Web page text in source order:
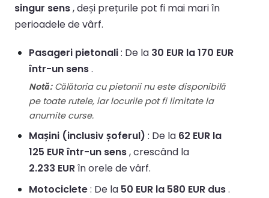
singur sens, deși prețurile pot fi mai mari în
perioadele de vârf.
Pasageri pietonali: De la 30 EUR la 170 EUR
într-un sens.
Notă:Călătoria cu pietonii nu este disponibilă
pe toate rutele, iar locurile pot fi limitate la
anumite curse.
Mașini (inclusiv șoferul) : De la 62 EUR la
125 EUR într-un sens, crescând la
2.233 EURîn orele de vârf.
Motociclete: De la 50 EUR la 580 EUR dus.